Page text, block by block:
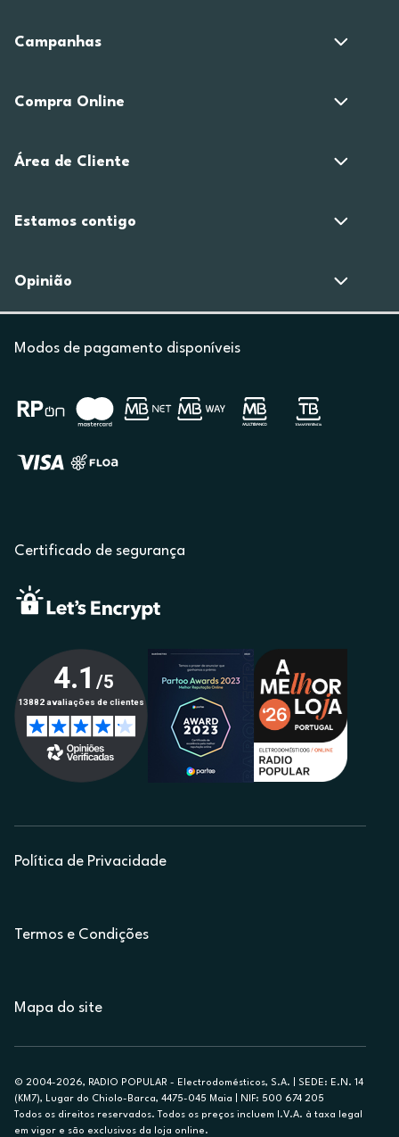
Campanhas
Compra Online
Área de Cliente
Estamos contigo
Opinião
Modos de pagamento disponíveis
Certificado de segurança
Política de Privacidade
Termos e Condições
Mapa do site
© 2004-2026, RADIO POPULAR - Electrodomésticos, S.A. | SEDE: E.N. 14
(KM7), Lugar do Chiolo-Barca, 4475-045 Maia | NIF: 500 674 205
Todos os direitos reservados. Todos os preços incluem I.V.A. à taxa legal
em vigor e são exclusivos da loja online.